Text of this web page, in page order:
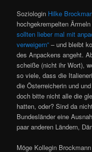
Soziologin Hilke
hochgekrempelten
sollten lieber mal mit
verweigern”– und bleibt
des Anpackens angeht.
scheiße (nicht ihr Wort),
so viele, dass die
die Österreicherin und
doch bitte nicht alle die
hatten, oder? Sind da
Bundesländer eine
paar anderen Ländern,
Möge Kollegin